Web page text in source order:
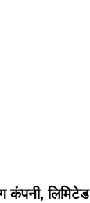
लिमिटेड